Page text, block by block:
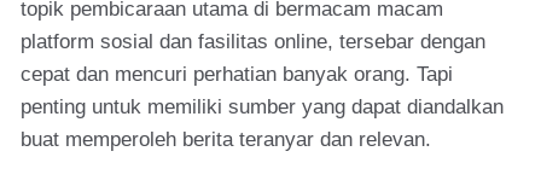
topik pembicaraan utama di bermacam macam
platform sosial dan fasilitas online, tersebar dengan
cepat dan mencuri perhatian banyak orang. Tapi
penting untuk memiliki sumber yang dapat diandalkan
buat memperoleh berita teranyar dan relevan.